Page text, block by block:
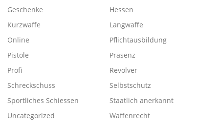
Geschenke
Hessen
Kurzwaffe
Langwaffe
Online
Pflichtausbildung
Pistole
Präsenz
Profi
Revolver
Schreckschuss
Selbstschutz
Sportliches Schiessen
Staatlich anerkannt
Uncategorized
Waffenrecht